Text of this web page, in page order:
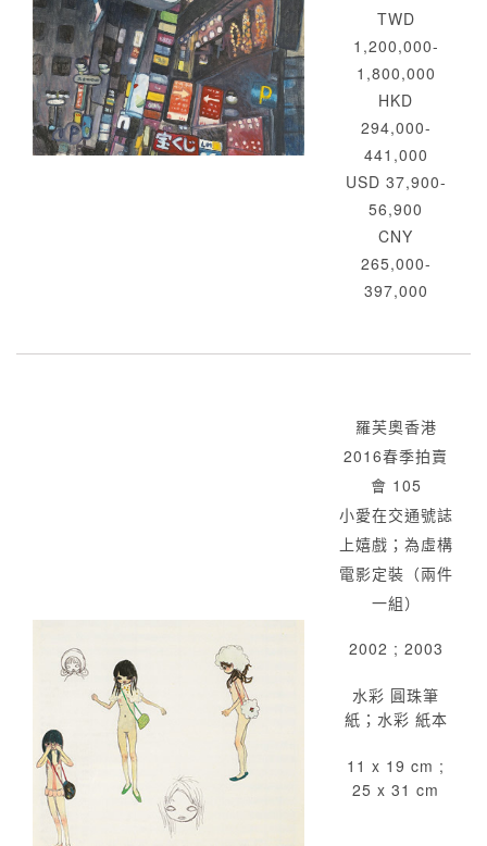
TWD
1,200,000-
1,800,000
HKD
294,000-
441,000
USD 37,900-
56,900
CNY
265,000-
397,000
羅芙奧香港
2016春季拍賣
會 105
小愛在交通號誌
上嬉戲；為虛構
電影定裝（兩件
一組）
2002 ; 2003
水彩 圓珠筆
紙；水彩 紙本
11 x 19 cm ;
25 x 31 cm